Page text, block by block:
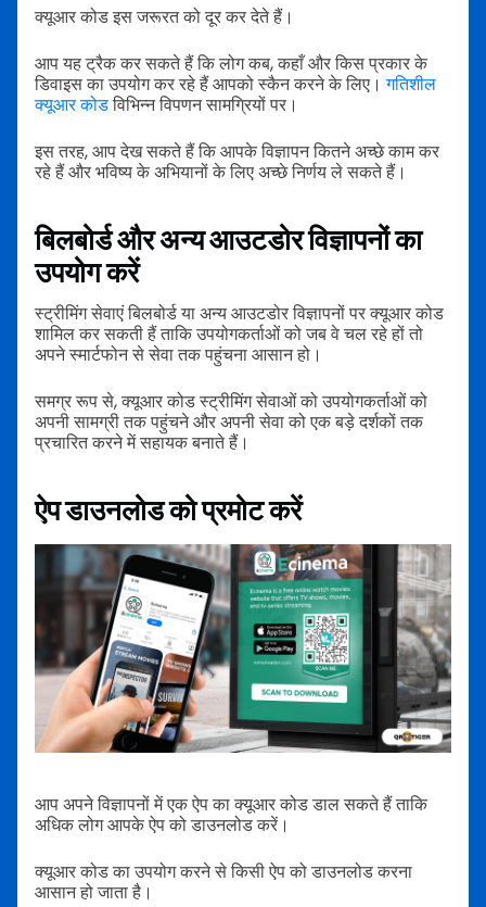
क्यूआर कोड इस जरूरत को दूर कर देते हैं।
आप यह ट्रैक कर सकते हैं कि लोग कब, कहाँ और किस प्रकार के
डिवाइस का उपयोग कर रहे हैं आपको स्कैन करने के लिए।गतिशील
क्यूआर कोडविभिन्न विपणन सामग्रियों पर।
इस तरह, आप देख सकते हैं कि आपके विज्ञापन कितने अच्छे काम कर
रहे हैं और भविष्य के अभियानों के लिए अच्छे निर्णय ले सकते हैं।
बिलबोर्ड और अन्य आउटडोर विज्ञापनों का
उपयोग करें
स्ट्रीमिंग सेवाएं बिलबोर्ड या अन्य आउटडोर विज्ञापनों पर क्यूआर कोड
शामिल कर सकती हैं ताकि उपयोगकर्ताओं को जब वे चल रहे हों तो
अपने स्मार्टफोन से सेवा तक पहुंचना आसान हो।
समग्र रूप से, क्यूआर कोड स्ट्रीमिंग सेवाओं को उपयोगकर्ताओं को
अपनी सामग्री तक पहुंचने और अपनी सेवा को एक बड़े दर्शकों तक
प्रचारित करने में सहायक बनाते हैं।
ऐप डाउनलोड को प्रमोट करें
आप अपने विज्ञापनों में एक ऐप का क्यूआर कोड डाल सकते हैं ताकि
अधिक लोग आपके ऐप को डाउनलोड करें।
क्यूआर कोड का उपयोग करने से किसी ऐप को डाउनलोड करना
आसान हो जाता है।